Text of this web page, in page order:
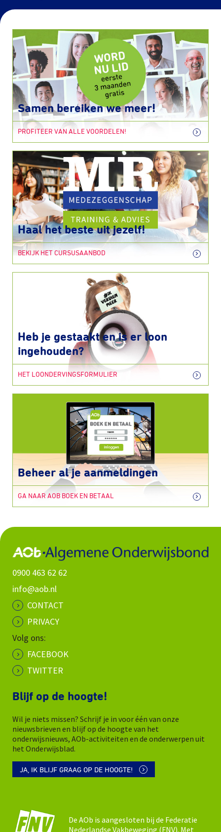
Samen bereiken we meer!
PROFITEER VAN ALLE VOORDELEN!
Haal het beste uit jezelf!
BEKIJK HET CURSUSAANBOD
Heb je gestaakt en is er loon
ingehouden?
HET LOONDERVINGSFORMULIER
Beheer al je aanmeldingen
GA NAAR AOB BOEK EN BETAAL
0900 463 62 62
info@aob.nl
CONTACT
PRIVACY
Volg ons:
FACEBOOK
TWITTER
Blijf op de hoogte!
Wil je niets missen? Schrijf je in voor één van onze
nieuwsbrieven en blijf op de hoogte van het
onderwijsnieuws, AOb-activiteiten en de onderwerpen uit
het Onderwijsblad.
JA, IK BLIJF GRAAG OP DE HOOGTE!
De AOb is aangesloten bij de Federatie
Nederlandse Vakbeweging (FNV). Met